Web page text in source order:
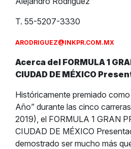
T. 55-5207-3330
ARODRIGUEZ@INKPR.COM.MX
Acerca del FORMULA 1
CIUDAD DE MÉXICO
Históricamente premiado
Año” durante las cinco
2019), el FORMULA 1 GRAN
CIUDAD DE MÉXICO
demostrado ser mucho más